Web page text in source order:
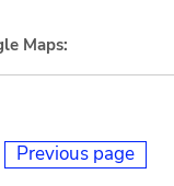
Maps:
Previous page